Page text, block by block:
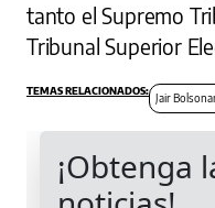
tanto el Supremo
Tribunal Superior
Jair